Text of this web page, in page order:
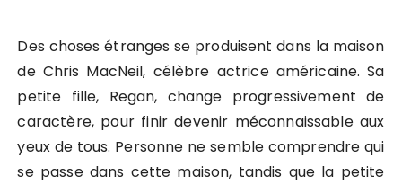
Des choses étranges se produisent dans la maison
de Chris MacNeil, célèbre actrice américaine. Sa
petite fille, Regan, change progressivement de
caractère, pour finir devenir méconnaissable aux
yeux de tous. Personne ne semble comprendre qui
se passe dans cette maison, tandis que la petite